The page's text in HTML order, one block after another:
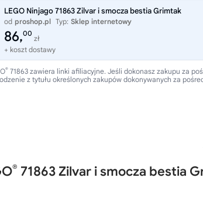
LEGO Ninjago 71863 Zilvar i smocza bestia Grimtak
od proshop.pl Typ: Sklep internetowy
86,00
zł
+ koszt dostawy
® 71863 zawiera linki afiliacyjne. Jeśli dokonasz zakupu za
z tytułu określonych zakupów dokonywanych za
® 71863 Zilvar i smocza bestia